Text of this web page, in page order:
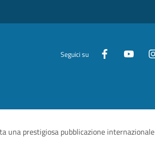
Seguici su
una prestigiosa pubblicazione internazionale